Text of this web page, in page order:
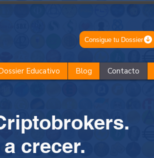
Consigue tu Dossier
Educativo Blog Contacto
crecer.